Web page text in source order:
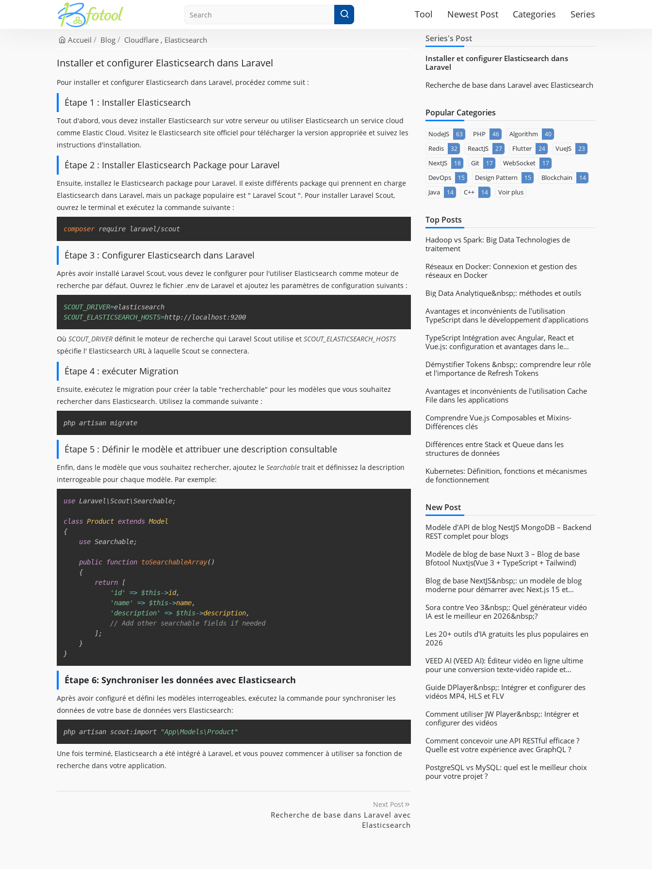
Tool Newest Post Categories Series
Accueil Blog Cloudflare Elasticsearch
Installer et configurer Elasticsearch dans Laravel
Pour installer et configurer Elasticsearch dans Laravel, procédez comme suit :
Étape 1 : Installer Elasticsearch
Tout d'abord, vous devez installer Elasticsearch sur votre serveur ou utiliser Elasticsearch un service cloud
comme Elastic Cloud. Visitez le Elasticsearch site officiel pour télécharger la version appropriée et suivez les
instructions d'installation.
Étape 2 : Installer Elasticsearch Package pour Laravel
Ensuite, installez le Elasticsearch package pour Laravel. Il existe différents package qui prennent en charge
Elasticsearch dans Laravel, mais un package populaire est " Laravel Scout ". Pour installer Laravel Scout,
ouvrez le terminal et exécutez la commande suivante :
composer
Étape 3 : Configurer Elasticsearch dans Laravel
Après avoir installé Laravel Scout, vous devez le configurer pour l'utiliser Elasticsearch comme moteur de
recherche par défaut. Ouvrez le fichier .env de Laravel et ajoutez les paramètres de configuration suivants :
SCOUT_DRIVER=
SCOUT_ELASTICSEARCH_HOSTS=
Où SCOUT_DRIVER définit le moteur de recherche qui Laravel Scout utilise et SCOUT_ELASTICSEARCH_HOSTS
spécifie l' Elasticsearch URL à laquelle Scout se connectera.
Étape 4 : exécuter Migration
Ensuite, exécutez le migration pour créer la table "recherchable" pour les modèles que vous souhaitez
rechercher dans Elasticsearch. Utilisez la commande suivante :
Étape 5 : Définir le modèle et attribuer une description consultable
Enfin, dans le modèle que vous souhaitez rechercher, ajoutez le Searchable trait et définissez la description
interrogeable pour chaque modèle. Par exemple:
use Laravel \Scout\Searchable;
class Product extends Model
{
use Searchable;
public function toSearchableArray()
{
return
[
'id'
=> $this->id,
'name'
=> $this->name,
'description'
=> $this->description,
// Add other searchable fields if needed
];
}
}
Étape 6: Synchroniser les données avec Elasticsearch
Après avoir configuré et défini les modèles interrogeables, exécutez la commande pour synchroniser les
données de votre base de données vers Elasticsearch:
php artisan scout:import "App\Models\Product"
Une fois terminé, Elasticsearch a été intégré à Laravel, et vous pouvez commencer à utiliser sa fonction de
recherche dans votre application.
Next Post
Recherche de base dans Laravel avec
Elasticsearch
Series's Post
Installer et configurer Elasticsearch dans
Laravel
Recherche de base dans Laravel avec Elasticsearch
Popular Categories
NodeJS 63 PHP 46 Algorithm 40
Redis 32 ReactJS 27 Flutter 24 VueJS 23
NextJS 18 Git 17 WebSocket 17
DevOps 15 Design Pattern 15 Blockchain 14
Java 14 C++ 14 Voir plus
Top Posts
Hadoop vs Spark: Big Data Technologies de
traitement
Réseaux en Docker: Connexion et gestion des
réseaux en Docker
Big Data Analytique&nbsp;: méthodes et outils
Avantages et inconvénients de l'utilisation
TypeScript dans le développement d'applications
TypeScript Intégration avec Angular, React et
Vue.js: configuration et avantages dans le
Démystifier Tokens &nbsp;: comprendre leur rôle
et l'importance de Refresh Tokens
Avantages et inconvénients de l'utilisation Cache
File dans les applications
Comprendre Vue.js Composables et Mixins-
Différences clés
Différences entre Stack et Queue dans les
structures de données
Kubernetes: Définition, fonctions et mécanismes
de fonctionnement
New Post
Modèle d'API de blog NestJS MongoDB – Backend
REST complet pour blogs
Modèle de blog de base Nuxt 3 – Blog de base
Bfotool Nuxtjs(Vue 3 + TypeScript + Tailwind)
Blog de base NextJS&nbsp;: un modèle de blog
moderne pour démarrer avec Next.js 15 et
Sora contre Veo 3&nbsp;: Quel générateur vidéo
IA est le meilleur en 2026&nbsp;?
Les 20+ outils d'IA gratuits les plus populaires en
2026
VEED AI (VEED AI): Éditeur vidéo en ligne ultime
pour une conversion texte-vidéo rapide et
Guide DPlayer&nbsp;: Intégrer et configurer des
vidéos MP4, HLS et FLV
Comment utiliser JW Player&nbsp;: Intégrer et
configurer des vidéos
Comment concevoir une API RESTful efficace ?
Quelle est votre expérience avec GraphQL ?
PostgreSQL vs MySQL: quel est le meilleur choix
pour votre projet ?